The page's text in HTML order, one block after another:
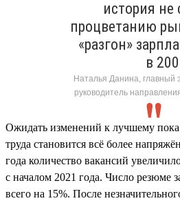
история не
процветанию
«разгон»
в
Наталья Данина, главный
руководитель
Ожидать изменений к лучшему
труда становится всё более
года количество вакансий
с началом 2021 года. Число резюме
всего на 15%. После